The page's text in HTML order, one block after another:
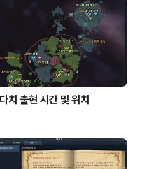
간의 두
치 출현 시간 및 위치